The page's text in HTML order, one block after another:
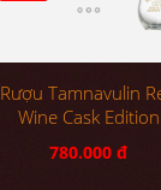
Rượu Tamnavulin
Wine Cask Edition
780.000 đ